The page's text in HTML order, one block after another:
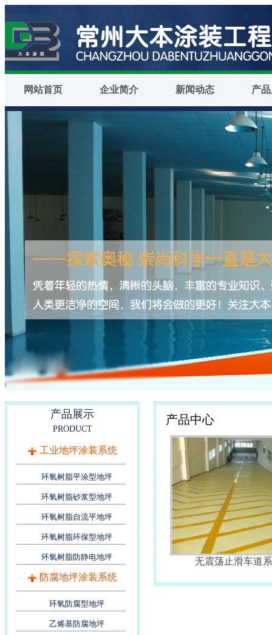
网站首页 企业简介 新闻动态 产
产品展示
PRODUCT
工业地坪涂装系统
环氧树脂平涂型地坪
环氧树脂砂浆型地坪
环氧树脂自流平地坪
环氧树脂环保型地坪
环氧树脂防静电地坪
防腐地坪涂装系统
环氧防腐型地坪
乙烯基防腐地坪
产品中心
无震荡止滑车道